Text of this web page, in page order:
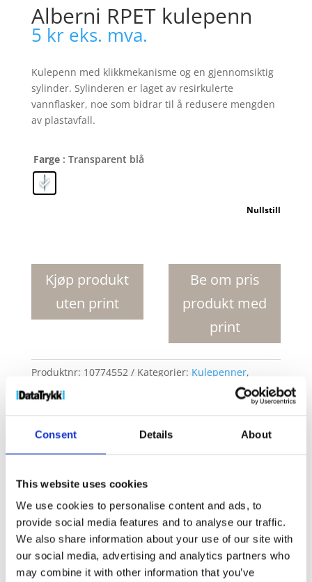
Consent Details About
This website uses cookies
We use cookies to personalise content and ads, to
provide social media features and to analyse our traffic.
We also share information about your use of our site with
our social media, advertising and analytics partners who
may combine it with other information that you’ve
Alberni RPET kulepenn
5 kr eks. mva.
Kulepenn med klikkmekanisme og en gjennomsiktig
sylinder. Sylinderen er laget av resirkulerte
vannflasker, noe som bidrar til å redusere mengden
av plastavfall.
Farge : Transparent blå
Nullstill
kulepenn
antall
Kjøp produkt
uten print
Be om pris
produkt med
print
Produktnr: 10774552 Kategorier: Kulepenner,
Penner og skrivemateriell
Kulepenn,
Kulepenner
Kjøp produkt uten print
Ekstra informasjon
Send forespørsel om produkt med print
Dekorasjonsalternativer